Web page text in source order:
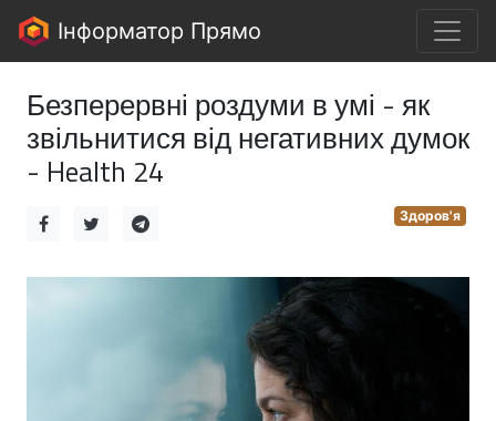
Інформатор Прямо
Безперервні роздуми в умі - як
звільнитися від негативних думок
- Health 24
Здоров'я